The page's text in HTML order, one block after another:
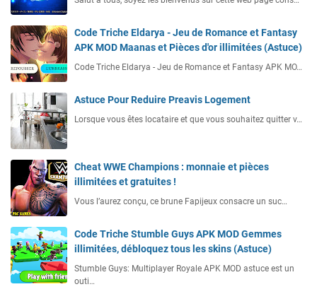
Code Triche Eldarya - Jeu de Romance et Fantasy
APK MOD Maanas et Pièces d'or illimitées (Astuce)
Code Triche Eldarya - Jeu de Romance et Fantasy APK MO…
Astuce Pour Reduire Preavis Logement
Lorsque vous êtes locataire et que vous souhaitez quitter v…
Cheat WWE Champions : monnaie et pièces
illimitées et gratuites !
Vous l’aurez conçu, ce brune Fapijeux consacre un suc…
Code Triche Stumble Guys APK MOD Gemmes
illimitées, débloquez tous les skins (Astuce)
Stumble Guys: Multiplayer Royale APK MOD astuce est un
outi…